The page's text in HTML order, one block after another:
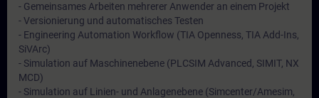
- Gemeinsames Arbeiten mehrerer Anwender an einem Projekt
- Versionierung und automatisches Testen
- Engineering Automation Workflow (TIA Openness, TIA Add-Ins,
SiVArc)
- Simulation auf Maschinenebene (PLCSIM Advanced, SIMIT, NX
MCD)
- Simulation auf Linien- und Anlagenebene (Simcenter/Amesim,